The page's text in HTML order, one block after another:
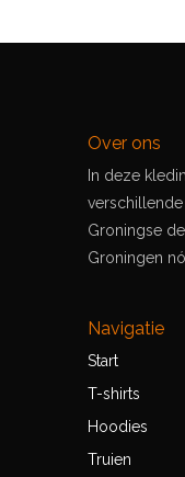
Over ons
In deze
Groningse
Groningen
Navigatie
Start
T-shirts
Hoodies
Truien